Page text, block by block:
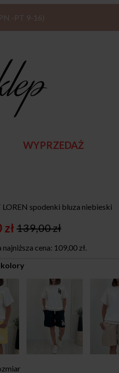
-PT 9-16)
WYPRZEDAŻ
spodenki bluza niebieski
139,00zł
zł
cena: 109,00 zł.